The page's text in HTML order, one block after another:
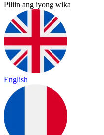
Piliin ang iyong wika
English